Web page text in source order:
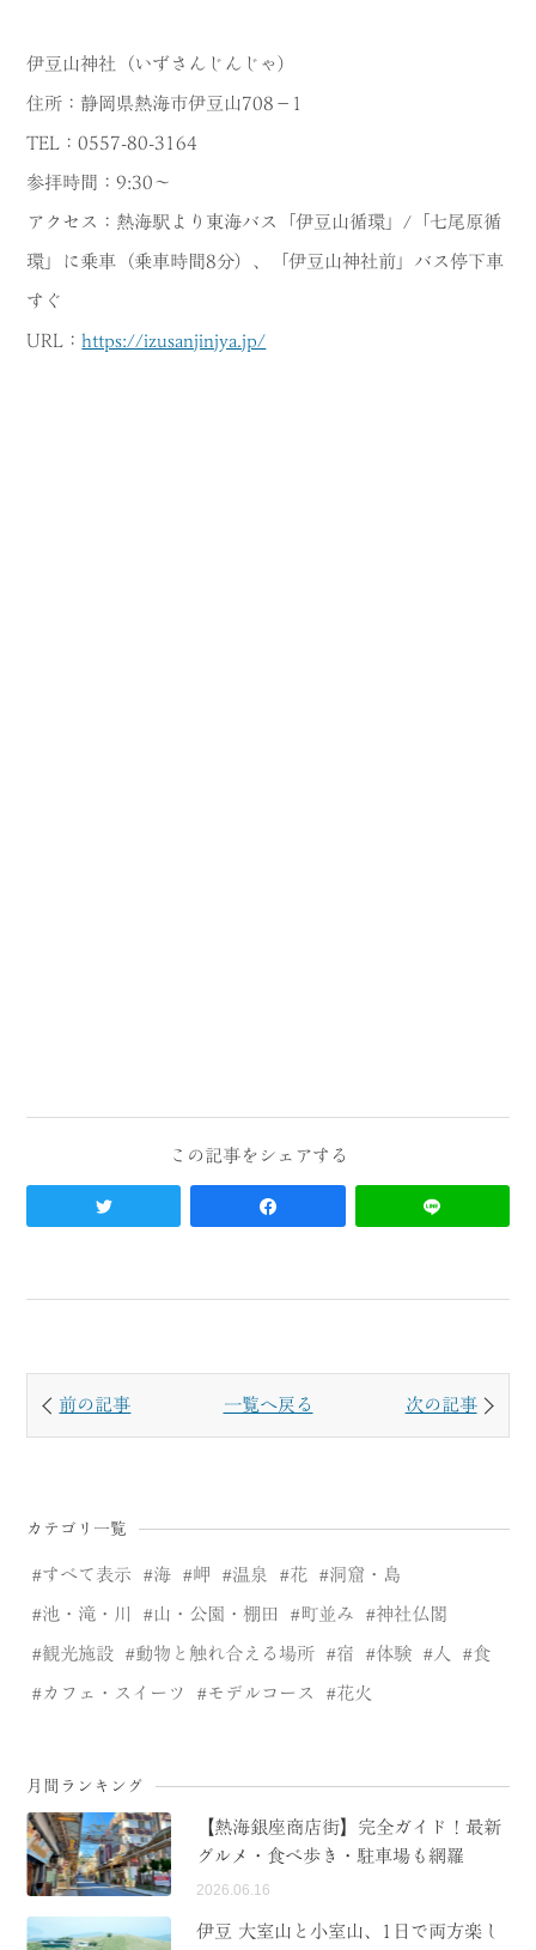
伊豆山神社（いずさんじんじゃ）
住所：静岡県熱海市伊豆山708−1
TEL：0557-80-3164
参拝時間：9:30～
アクセス：熱海駅より東海バス「伊豆山循環」/「七尾原循
環」に乗車（乗車時間8分）、「伊豆山神社前」バス停下車
すぐ
URL：https://izusanjinjya.jp/
前の記事 一覧へ戻る 次の記事
カテゴリ一覧
すべて表示 海 岬 温泉 花 洞窟・島
池・滝・川 山・公園・棚田 町並み 神社仏閣
観光施設 動物と触れ合える場所 宿 体験 人 食
カフェ・スイーツ モデルコース 花火
月間ランキング
【熱海銀座商店街】完全ガイド！最新
グルメ・食べ歩き・駐車場も網羅
2026.06.16
伊豆 大室山と小室山、1日で両方楽し